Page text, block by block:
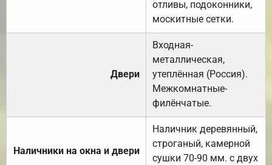
отливы, подоконники,
москитные сетки.
Двери
Входная-
металлическая,
утеплённая (Россия).
Межкомнатные-
филёнчатые.
Наличники на окна и двери
Наличник деревянный,
строганый, камерной
сушки 70-90 мм. с двух